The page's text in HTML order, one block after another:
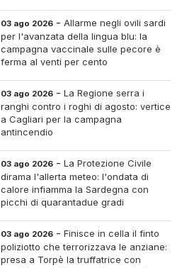
03 ago 2026 -Allarme negli ovili sardi
per l'avanzata della lingua blu: la
campagna vaccinale sulle pecore è
ferma al venti per cento
03 ago 2026 -La Regione serra i
ranghi contro i roghi di agosto: vertice
a Cagliari per la campagna
antincendio
03 ago 2026 -La Protezione Civile
dirama l'allerta meteo: l'ondata di
calore infiamma la Sardegna con
picchi di quarantadue gradi
03 ago 2026 -Finisce in cella il finto
poliziotto che terrorizzava le anziane:
presa a Torpè la truffatrice con